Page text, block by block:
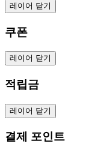
레이어 닫기
쿠폰
레이어 닫기
적립금
레이어 닫기
결제 포인트